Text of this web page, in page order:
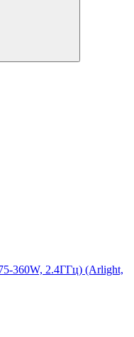
360W, 2.4ГГц) (Arlight,